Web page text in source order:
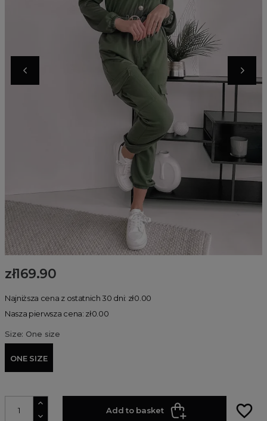
zł169.90
Najniższa cena z ostatnich 30 dni: zł0.00
Nasza pierwsza cena: zł0.00
Size: One size
ONE SIZE
Add to basket favorite_border